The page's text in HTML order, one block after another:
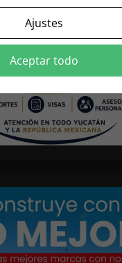
Ajustes
Aceptar todo